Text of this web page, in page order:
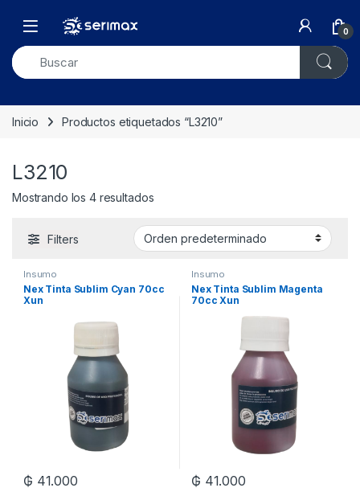
Open 0
Inicio Productos etiquetados “L3210”
L3210
Mostrando los 4 resultados
Filters
Insumo
Nex Tinta Sublim Cyan 70cc
Xun
₲ 41.000
Insumo
Nex Tinta Sublim Magenta
70cc Xun
₲ 41.000